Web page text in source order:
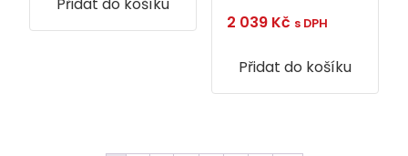
2 039 Kč s DPH
Přidat do košíku